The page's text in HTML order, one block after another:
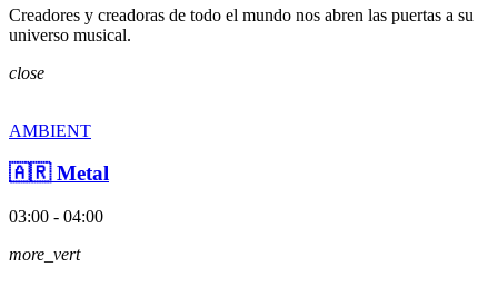
Creadores y creadoras de todo el mundo nos abren las puertas a su
universo musical.
close
AMBIENT
🇦🇷 Metal
03:00 - 04:00
more_vert